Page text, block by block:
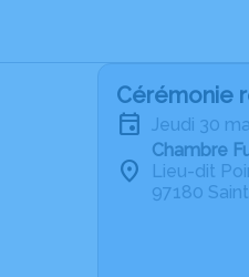
Cérémonie
jeudi 30
Chambre
Lieu-dit
97180